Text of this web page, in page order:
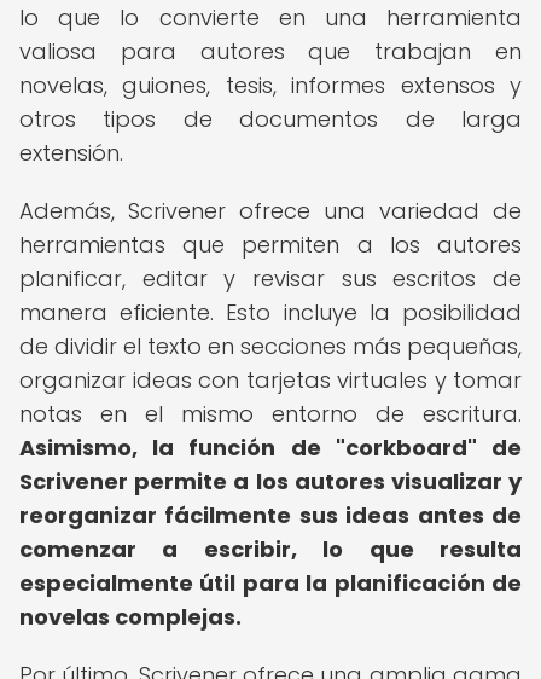
lo que lo convierte en una herramienta
valiosa para autores que trabajan en
novelas, guiones, tesis, informes extensos y
otros tipos de documentos de larga
extensión.
Además, Scrivener ofrece una variedad de
herramientas que permiten a los autores
planificar, editar y revisar sus escritos de
manera eficiente. Esto incluye la posibilidad
de dividir el texto en secciones más pequeñas,
organizar ideas con tarjetas virtuales y tomar
notas en el mismo entorno de escritura.
Asimismo, la función de "corkboard" de
Scrivener permite a los autores visualizar y
reorganizar fácilmente sus ideas antes de
comenzar a escribir, lo que resulta
especialmente útil para la planificación de
novelas complejas.